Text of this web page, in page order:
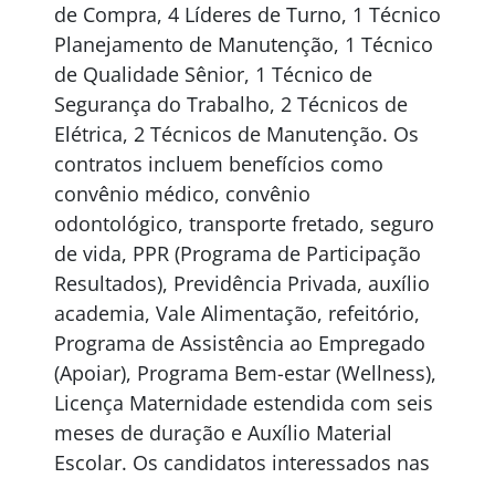
de Compra, 4 Líderes de Turno, 1 Técnico
Planejamento de Manutenção, 1 Técnico
de Qualidade Sênior, 1 Técnico de
Segurança do Trabalho, 2 Técnicos de
Elétrica, 2 Técnicos de Manutenção. Os
contratos incluem benefícios como
convênio médico, convênio
odontológico, transporte fretado, seguro
de vida, PPR (Programa de Participação
Resultados), Previdência Privada, auxílio
academia, Vale Alimentação, refeitório,
Programa de Assistência ao Empregado
(Apoiar), Programa Bem-estar (Wellness),
Licença Maternidade estendida com seis
meses de duração e Auxílio Material
Escolar. Os candidatos interessados nas